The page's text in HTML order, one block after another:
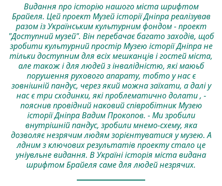
Видання про історію нашого міста шрифтом
Брайеля. Цей проект Музей історії Дніпра реалізував
разом із Українським культурним фондом - проект
"Доступний музей". Він перебачає багато заходів, щоб
зробити культурний простір Музею історії Дніпра не
тільки доступним для всіх мешканців і гостей міста,
але також і для людей з інвалідністю, які маюьб
порушення рухового апарату, тобто у нас є
зовнішній пандус, через який можна заїхати, а далі у
нас є три сходинки, які проблематично долати , -
пояснив провідний наковий співробітник Музею
історії Дніпра Вадим Прокопов. - Ми зробили
внутрішній пандус, зробили мнемо-схему, яка
дозволяє незрячим людям зорієнтуватися у музею. А
лдним з ключових результатів проекту стало це
уніувльне видання. В Україні історія міста видана
шрифтом Брайеля саме для людей незрячих.